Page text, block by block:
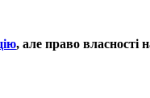
, але право власності